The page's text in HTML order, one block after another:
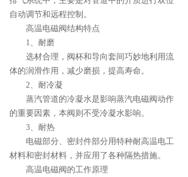
自动调节和远程控制。
高温电磁阀结构特点
1、耐磨
选材合理，阀杯和导向套间巧妙地利用流
体的润滑作用，减少磨损，提高寿命。
2、耐冷凝
蒸汽管道的冷凝水是影响蒸汽电磁阀动作
的重要因素，本阀则不受冷凝水影响。
3、耐热
电磁部分、密封件部分用特种耐高温电工
材料和密封材料，并应用了各种隔热措施。
高温电磁阀的工作原理